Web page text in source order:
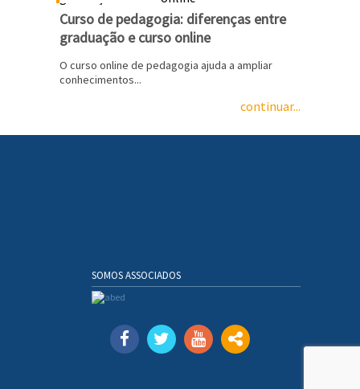
Curso de pedagogia: diferenças entre
graduação e curso online
O curso online de pedagogia ajuda a ampliar
conhecimentos...
continuar...
SOMOS ASSOCIADOS